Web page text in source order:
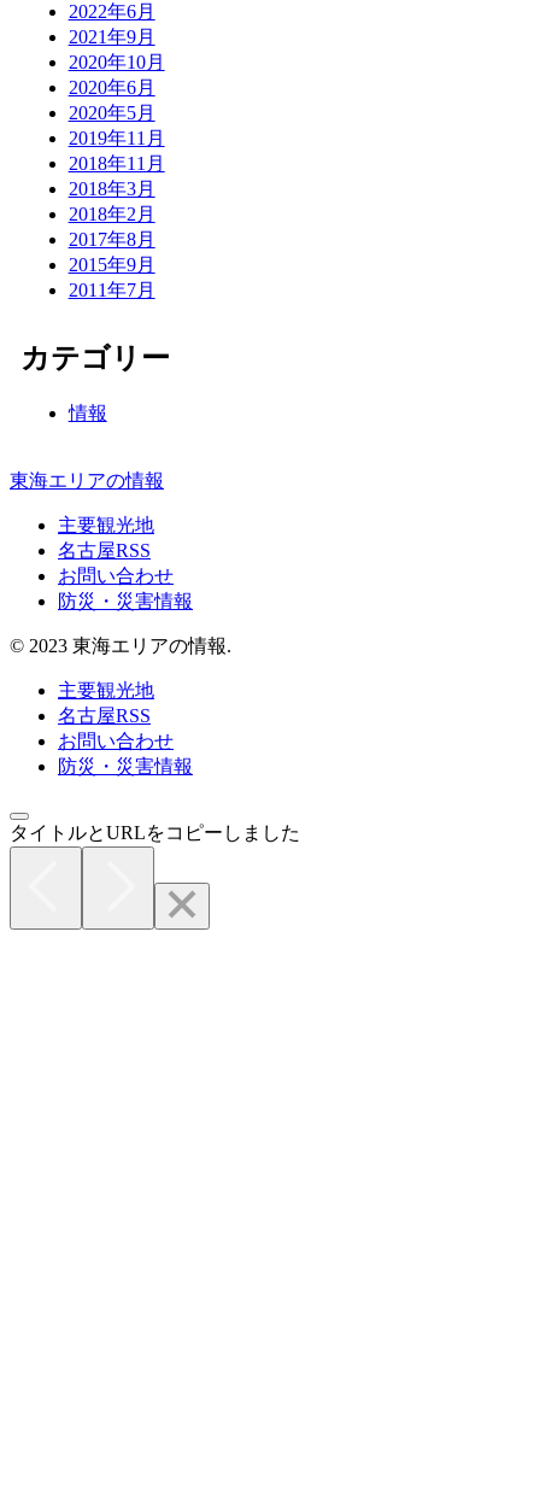
2022年6月
2021年9月
2020年10月
2020年6月
2020年5月
2019年11月
2018年11月
2018年3月
2018年2月
2017年8月
2015年9月
2011年7月
カテゴリー
情報
東海エリアの情報
主要観光地
名古屋RSS
お問い合わせ
防災・災害情報
© 2023 東海エリアの情報.
主要観光地
名古屋RSS
お問い合わせ
防災・災害情報
タイトルとURLをコピーしました